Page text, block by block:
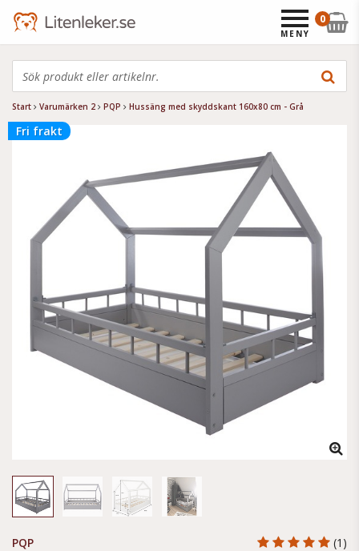
Start Varumärken 2 PQP Hussäng med skyddskant 160x80 cm - Grå
Fri frakt
PQP (1)
0
MENY